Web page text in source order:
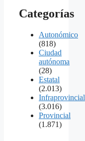
Categorías
Autonómico
(818)
Ciudad
autónoma
(28)
Estatal
(2.013)
Infraprovincial
(3.016)
Provincial
(1.871)